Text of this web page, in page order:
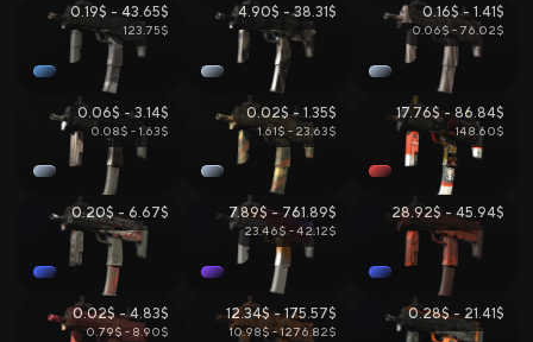
Все Сайты
Бонус за Регистрацию
Бонус к Депозиту
Ежедневный Бонус
Бонус к Продаже
Розыгрыши
0.19$ - 43.65$
123.75$
4.90$ - 38.31$ 0.16$ - 1.41$
0.06$ - 76.02$
0.06$ - 3.14$
0.08$ - 1.63$
0.02$ - 1.35$
1.61$ - 23.63$
17.76$ - 86.84$
148.60$
0.20$ - 6.67$ 7.89$ - 761.89$
23.46$ - 42.12$
28.92$ - 45.94$
0.02$ - 4.83$
0.79$ - 8.90$
12.34$ - 175.57$
10.98$ - 1276.82$
0.28$ - 21.41$